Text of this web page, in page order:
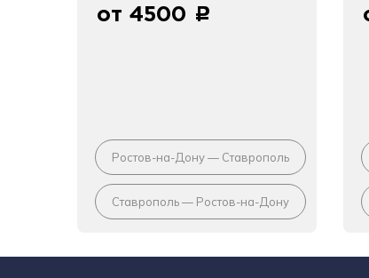
от 4500 c
Ростов-на-Дону — Ставрополь
Ставрополь — Ростов-на-Дону